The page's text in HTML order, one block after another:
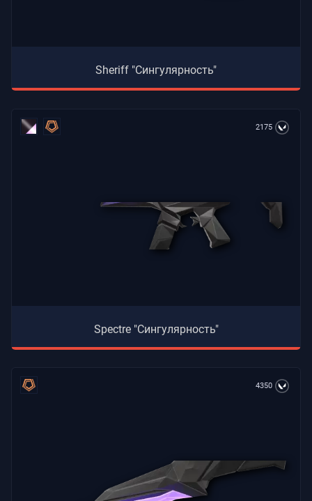
Sheriff "Сингулярность"
2175
Spectre "Сингулярность"
4350